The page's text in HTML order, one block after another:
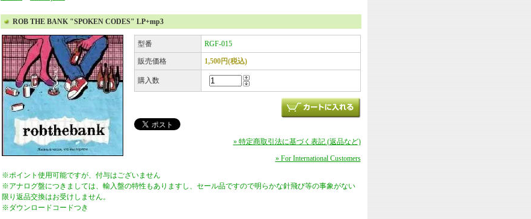
ROB THE BANK "SPOKEN CODES" LP+mp3
型番 RGF-015
販売価格 1,500円(税込)
購入数
» 特定商取引法に基づく表記 (返品など)
» For International Customers
※ポイント使用可能ですが、付与はございません
※アナログ盤につきましては、輸入盤の特性もありますし、セール品ですので明らかな針飛び等の事象がない
限り返品交換はお受けしません。
※ダウンロードコードつき